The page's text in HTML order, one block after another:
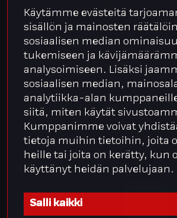
Käytämme evästeitä
sisällön ja mainosten
sosiaalisen median
tukemiseen ja
analysoimiseen. Lisäksi
sosiaalisen median,
analytiikka-alan
siitä, miten käytät
Kumppanimme voivat
tietoja muihin tietoihin, joita
heille tai joita on kerätty, kun
käyttänyt heidän palvelujaan.
Salli kaikki
Liity kuppikuntaan
Henkilöstö- ja palkkahallinnon
sisäpiirille suoraan sähköpostiin.
Sähköpostiosoitteesi:*
Kyllä kiitos, haluan tilata kirjeen.
Tilaamalla hyväksyt, että talletamme
Turvaamme tietojasi.